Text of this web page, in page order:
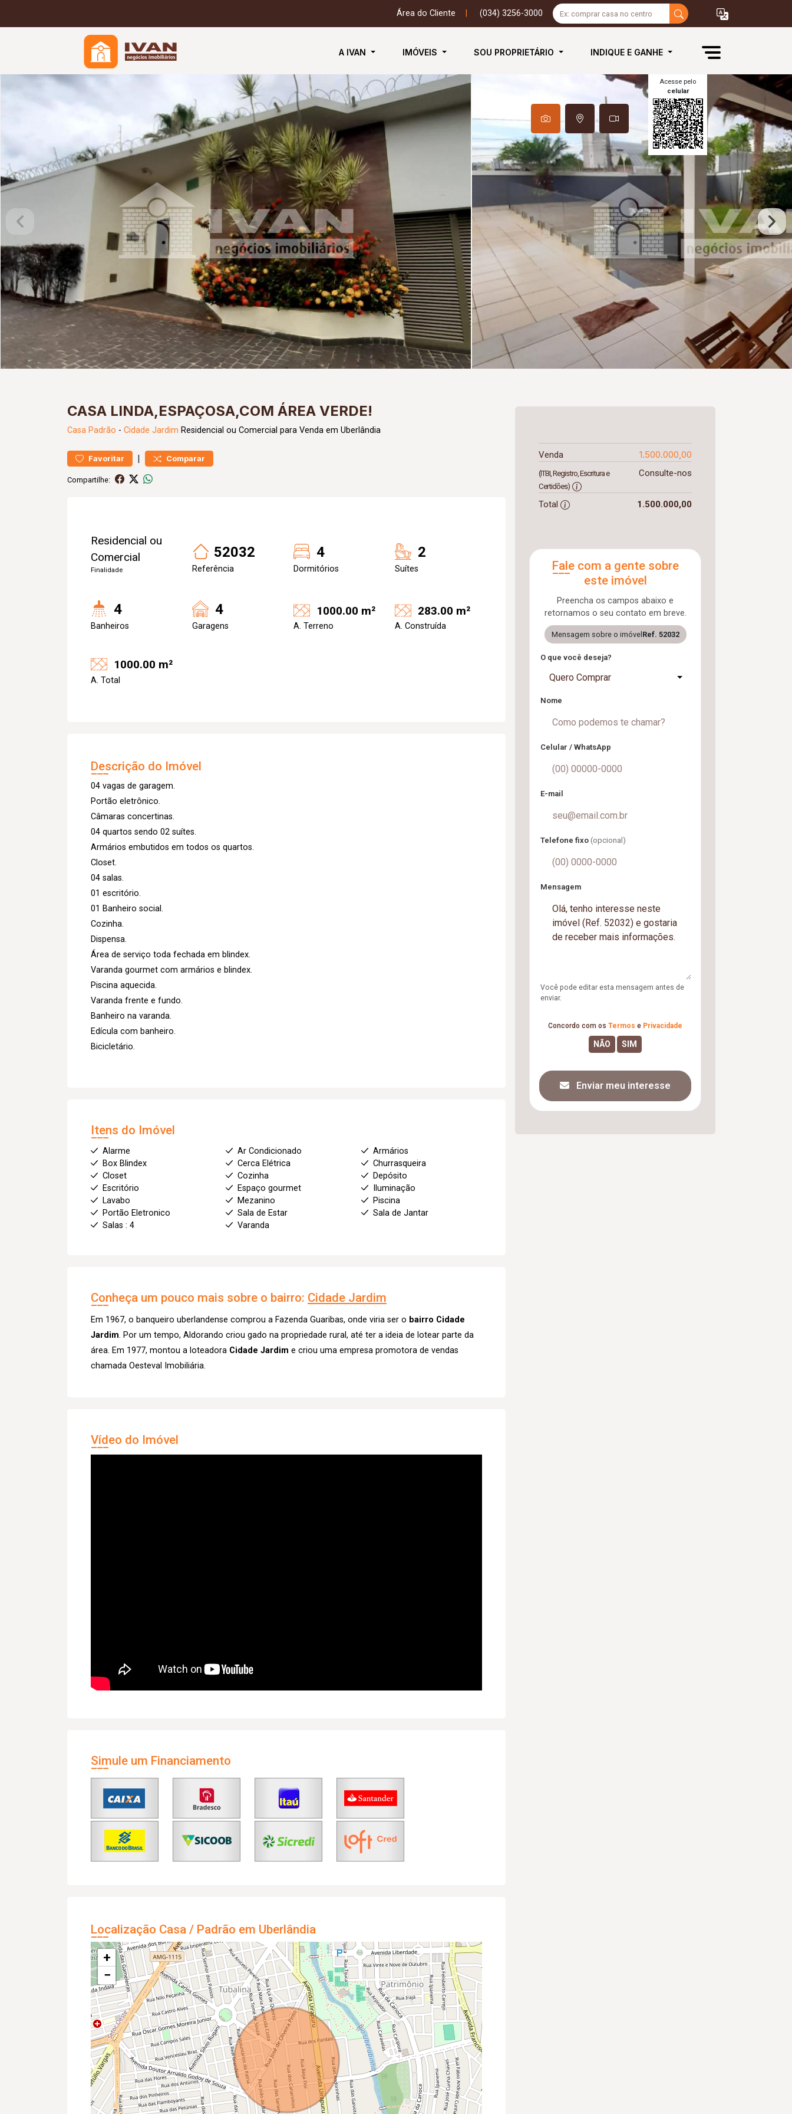
Área do Cliente (034) 3256-3000
A IVAN IMÓVEIS SOU PROPRIETÁRIO INDIQUE E GANHE
Acesse pelo
celular
CASA LINDA,ESPAÇOSA,COM ÁREA VERDE!
Casa Padrão - Cidade Jardim Residencial ou Comercial para Venda em Uberlândia
Favoritar | Comparar
Compartilhe:
Residencial ou
Comercial
Finalidade
52032
Referência
4
Dormitórios
2
Suítes
4
Banheiros
4
Garagens
1000.00 m²
A. Terreno
283.00 m²
A. Construída
1000.00 m²
A. Total
Descrição do Imóvel
04 vagas de garagem.
Portão eletrônico.
Câmaras concertinas.
04 quartos sendo 02 suítes.
Armários embutidos em todos os quartos.
Closet.
04 salas.
01 escritório.
01 Banheiro social.
Cozinha.
Dispensa.
Área de serviço toda fechada em blindex.
Varanda gourmet com armários e blindex.
Piscina aquecida.
Varanda frente e fundo.
Banheiro na varanda.
Edícula com banheiro.
Bicicletário.
Itens do Imóvel
Alarme Ar Condicionado
Armários
Box Blindex
Cerca Elétrica
Churrasqueira
Closet
Cozinha
Depósito
Escritório
Espaço gourmet
Iluminação
Lavabo
Mezanino
Piscina
Portão Eletronico
Sala de Estar
Sala de Jantar
Salas : 4
Varanda
Conheça um pouco mais sobre o bairro: Cidade Jardim
Em 1967, o banqueiro uberlandense comprou a Fazenda Guaribas, onde viria ser o bairro Cidade
Jardim. Por um tempo, Aldorando criou gado na propriedade rural, até ter a ideia de lotear parte da
área. Em 1977, montou a loteadora Cidade Jardim e criou uma empresa promotora de vendas
chamada Oesteval Imobiliária.
Vídeo do Imóvel
Simule um Financiamento
Localização Casa / Padrão em Uberlândia
+
−
Venda 1.500.000,00
(ITBI, Registro, Escritura e
Certidões)
Consulte-nos
Total 1.500.000,00
Fale com a gente sobre
este imóvel
Preencha os campos abaixo e
retornamos o seu contato em breve.
Mensagem sobre o imóvel Ref. 52032
O que você deseja?
Quero Comprar
Nome
Celular / WhatsApp
E-mail
Telefone fixo (opcional)
Mensagem
Você pode editar esta mensagem antes de
enviar.
Concordo com os Termos e Privacidade
Enviar meu interesse